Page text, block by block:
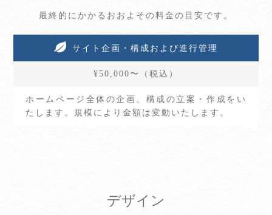
最終的にかかるおおよその料金の目安です。
サイト企画・構成および進行管理
¥50,000〜（税込）
ホームページ全体の企画、構成の立案・作成をい
たします。規模により金額は変動いたします。
デザイン